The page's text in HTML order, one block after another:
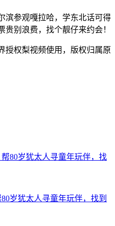
滨参观嘎拉哈，学东北话可得
别浪费，找个靓仔来约会！
授权梨视频使用，版权归属原
岁犹太人寻童年玩伴，找到